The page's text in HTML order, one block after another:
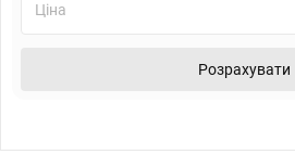
Ціна
Розрахувати